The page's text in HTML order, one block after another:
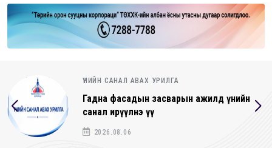
ҮНИЙН САНАЛ АВАХ УРИЛГА
Гадна фасадын засварын ажилд үнийн
санал ирүүлнэ үү
2026.08.06